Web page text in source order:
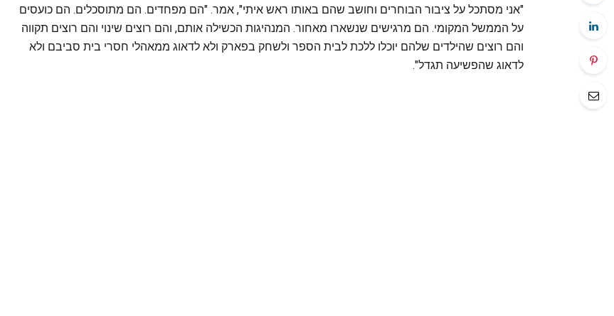
"אני מסתכל על ציבור הבוחרים וחושב שהם באותו ראש איתי", אמר. "הם מפחדים. הם מתוסכלים. הם כועסים
על הממשל המקומי. הם מרגישים שנשארו מאחור. המנהיגות הכשילה אותם, והם רוצים שינוי והם רוצים תקווה
והם רוצים שהילדים שלהם יוכלו ללכת לבית הספר ולשחק בפארק ולא לדאוג ממאהלי חסרי בית סביבם ולא
לדאוג שהפשיעה תגדל".